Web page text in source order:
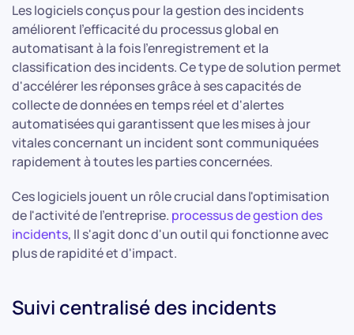
Les logiciels conçus pour la gestion des incidents
améliorent l'efficacité du processus global en
automatisant à la fois l'enregistrement et la
classification des incidents. Ce type de solution permet
d'accélérer les réponses grâce à ses capacités de
collecte de données en temps réel et d'alertes
automatisées qui garantissent que les mises à jour
vitales concernant un incident sont communiquées
rapidement à toutes les parties concernées.
Ces logiciels jouent un rôle crucial dans l'optimisation
de l'activité de l'entreprise. processus de gestion des
incidents, Il s'agit donc d'un outil qui fonctionne avec
plus de rapidité et d'impact.
Suivi centralisé des incidents